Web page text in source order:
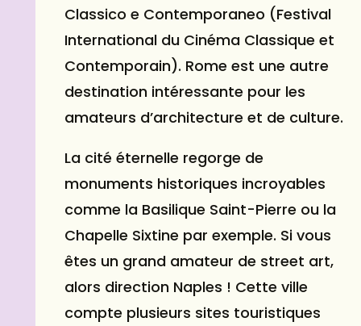
Classico e Contemporaneo (Festival
International du Cinéma Classique et
Contemporain). Rome est une autre
destination intéressante pour les
amateurs d’architecture et de culture.
La cité éternelle regorge de
monuments historiques incroyables
comme la Basilique Saint-Pierre ou la
Chapelle Sixtine par exemple. Si vous
êtes un grand amateur de street art,
alors direction Naples ! Cette ville
compte plusieurs sites touristiques